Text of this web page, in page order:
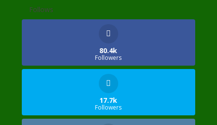
Follows
80.4k
Followers
17.7k
Followers